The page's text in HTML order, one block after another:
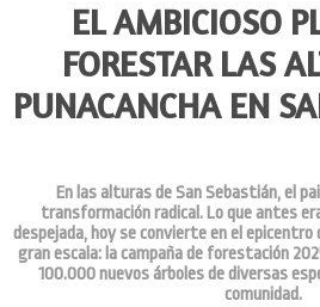
EL AMBICIOSO
FORESTAR LAS
PUNACANCHA EN
En las alturas de San Sebastián, el
transformación radical. Lo que antes
despejada, hoy se convierte en el
gran escala: la campaña de forestación
100.000 nuevos árboles de diversas
comunidad.